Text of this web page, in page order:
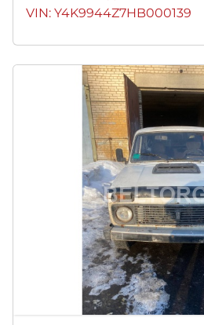
VIN: Y4K9944Z7HB000139